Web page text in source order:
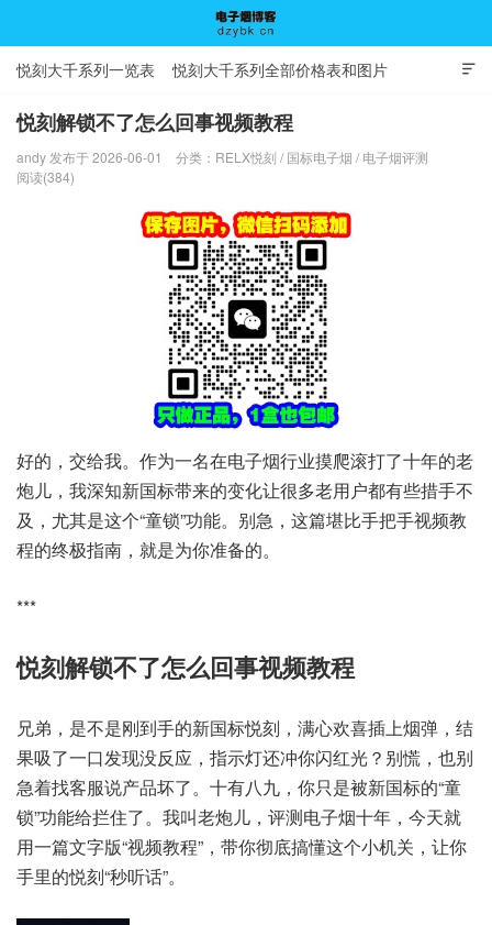

悦刻大千系列一览表 悦刻大千系列全部价格表和图片
悦刻解锁不了怎么回事视频教程
andy 发布于 2026-06-01 分类： RELX悦刻 / 国标电子烟 / 电子烟评测
阅读(384)
好的，交给我。作为一名在电子烟行业摸爬滚打了十年的老
炮儿，我深知新国标带来的变化让很多老用户都有些措手不
及，尤其是这个“童锁”功能。别急，这篇堪比手把手视频教
程的终极指南，就是为你准备的。
***
悦刻解锁不了怎么回事视频教程
兄弟，是不是刚到手的新国标悦刻，满心欢喜插上烟弹，结
果吸了一口发现没反应，指示灯还冲你闪红光？别慌，也别
急着找客服说产品坏了。十有八九，你只是被新国标的“童
锁”功能给拦住了。我叫老炮儿，评测电子烟十年，今天就
用一篇文字版“视频教程”，带你彻底搞懂这个小机关，让你
手里的悦刻“秒听话”。